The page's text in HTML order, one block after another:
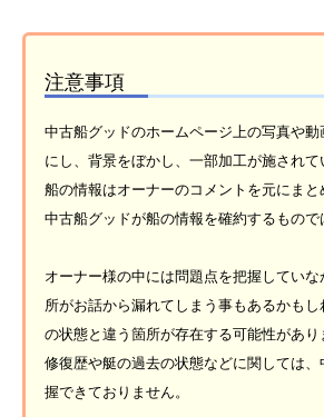
注意事項
中古船グッドのホームページ上の写真や
にし、背景をぼかし、一部加工が施されて
船の情報はオーナーのコメントを元にまと
中古船グッドが船の情報を確約するもので
オーナー様の中には問題点を把握してい
所がお話から漏れてしまう事もあるかも
の状態と違う箇所が存在する可能性があり
修復歴や艇の過去の状態などに関しては
握できておりません。